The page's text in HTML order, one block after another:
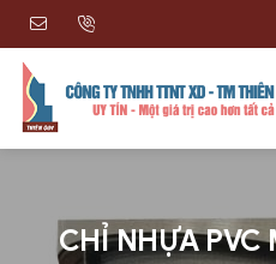
CHỈ NHỰA PVC